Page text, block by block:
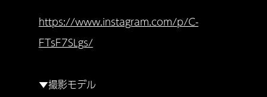
https://www.instagram.com/p/C-
FTsF7SLgs/
▼撮影モデル